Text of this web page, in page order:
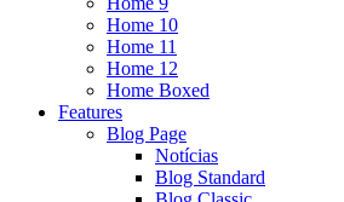
Home 10
Home 11
Home 12
Home Boxed
Features
Blog Page
Notícias
Blog Standard